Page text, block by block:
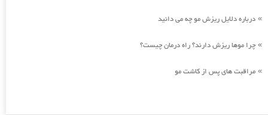
» درباره دلایل ریزش مو چه می دانید
» چرا موها ریزش دارند؟ راه درمان چیست؟
» مراقبت های پس از کاشت مو